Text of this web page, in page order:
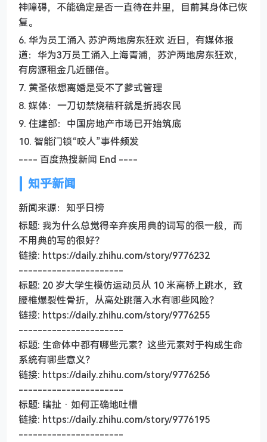
神障碍，不能确定是否一直待在井里，目前其身体已恢
复。
6. 华为员工涌入 苏沪两地房东狂欢 近日，有媒体报
道：华为3万员工涌入上海青浦，苏沪两地房东狂欢，
有房源租金几近翻倍。
7. 黄圣依想离婚是受不了爹式管理
8. 媒体：一刀切禁烧秸秆就是折腾农民
9. 住建部：中国房地产市场已开始筑底
10. 智能门锁“咬人”事件频发
---- 百度热搜新闻 End ----
知乎新闻
新闻来源：知乎日榜
标题: 我为什么总觉得辛弃疾用典的词写的很一般，而
不用典的写的很好？
链接: https://daily.zhihu.com/story/9776232
----------------------
标题: 20 岁大学生模仿运动员从 10 米高桥上跳水，致
腰椎爆裂性骨折，从高处跳落入水有哪些风险？
链接: https://daily.zhihu.com/story/9776255
----------------------
标题: 生命体中都有哪些元素？这些元素对于构成生命
系统有哪些意义？
链接: https://daily.zhihu.com/story/9776256
----------------------
标题: 瞎扯 · 如何正确地吐槽
链接: https://daily.zhihu.com/story/9776195
----------------------